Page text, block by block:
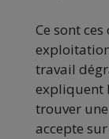
Ce sont
travail
expliquent
trouver
accepte